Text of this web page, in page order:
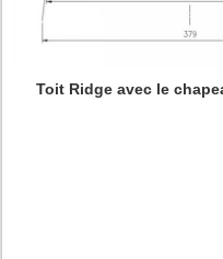
Toit Ridge avec le